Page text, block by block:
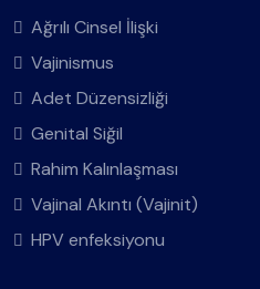
Ağrılı Cinsel İlişki
Vajinismus
Adet Düzensizliği
Genital Siğil
Rahim Kalınlaşması
Vajinal Akıntı (Vajinit)
HPV enfeksiyonu